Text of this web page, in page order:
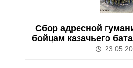
Сбор адресной
бойцам казачьего